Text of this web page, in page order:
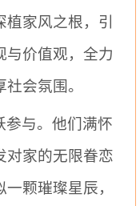
家风之根，引
与价值观，全力
会氛围。
参与。他们满怀
对家的无限眷恋
颗璀璨星辰，